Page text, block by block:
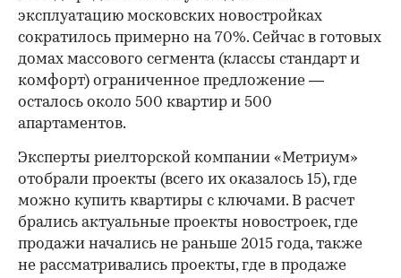
эксплуатацию московских новостройках
сократилось примерно на 70%. Сейчас в готовых
домах массового сегмента (классы стандарт и
комфорт) ограниченное предложение —
осталось около 500 квартир и 500
апартаментов.
Эксперты риелторской компании «Метриум»
отобрали проекты (всего их оказалось 15), где
можно купить квартиры с ключами. В расчет
брались актуальные проекты новостроек, где
продажи начались не раньше 2015 года, также
не рассматривались проекты, где в продаже